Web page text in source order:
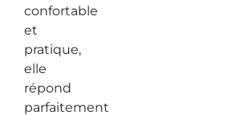
confortable
et
pratique,
elle
répond
parfaitement